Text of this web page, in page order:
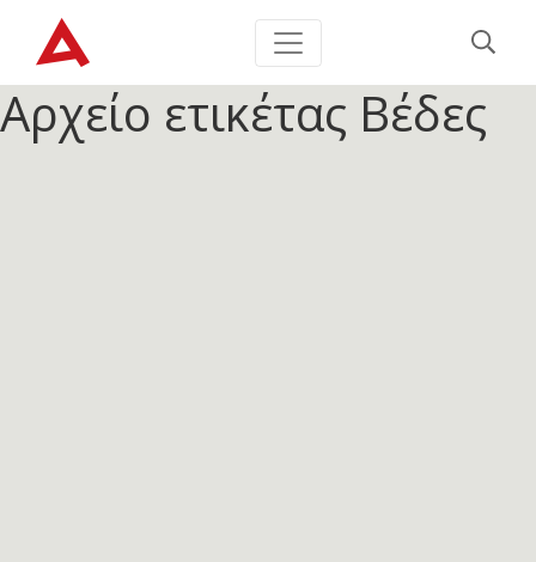
Αρχείο ετικέτας Βέδες